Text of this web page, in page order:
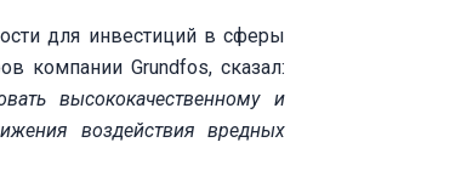
для инвестиций в сферы
компании Grundfos, сказал:
высококачественному и
воздействия вредных